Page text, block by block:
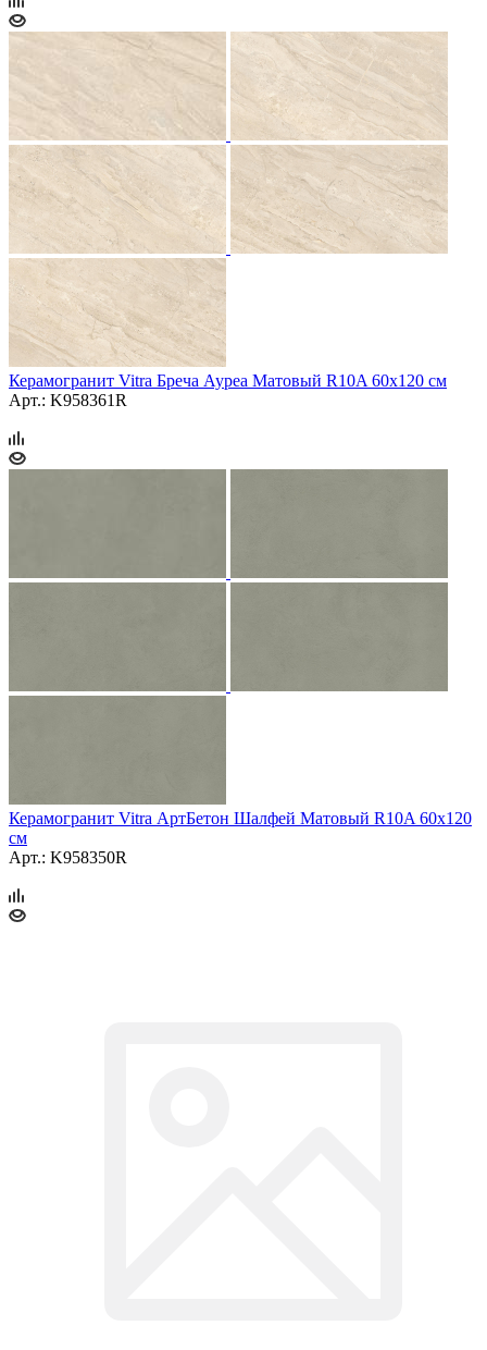
Керамогранит Vitra Бреча Ауреа Матовый R10A 60x120 см
Арт.: K958361R
Керамогранит Vitra АртБетон Шалфей Матовый R10A 60x120
см
Арт.: K958350R